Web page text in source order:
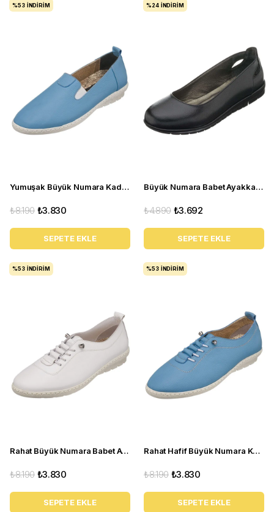
Yumuşak Büyük Numara Kadın Babet Ayakkabı PR 4411 mavi
₺3.830
₺8.190
SEPETE EKLE
%53 İNDIRIM
Büyük Numara Babet Ayakkabı 18545 Siyah
₺3.692
₺4.890
SEPETE EKLE
%24 İNDIRIM
Rahat Büyük Numara Babet Ayakkabı Pr 5511 Beyaz
₺3.830
₺8.190
SEPETE EKLE
%53 İNDIRIM
Rahat Hafif Büyük Numara Kadın Babet Ayakkabı Pr 5511 Mavi
₺3.830
₺8.190
SEPETE EKLE
%53 İNDIRIM